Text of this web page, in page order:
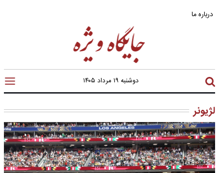
درباره ما
دوشنبه ۱۹ مرداد ۱۴۰۵
لژیونر